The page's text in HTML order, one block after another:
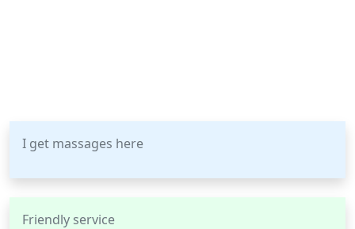
I get massages here
Friendly service